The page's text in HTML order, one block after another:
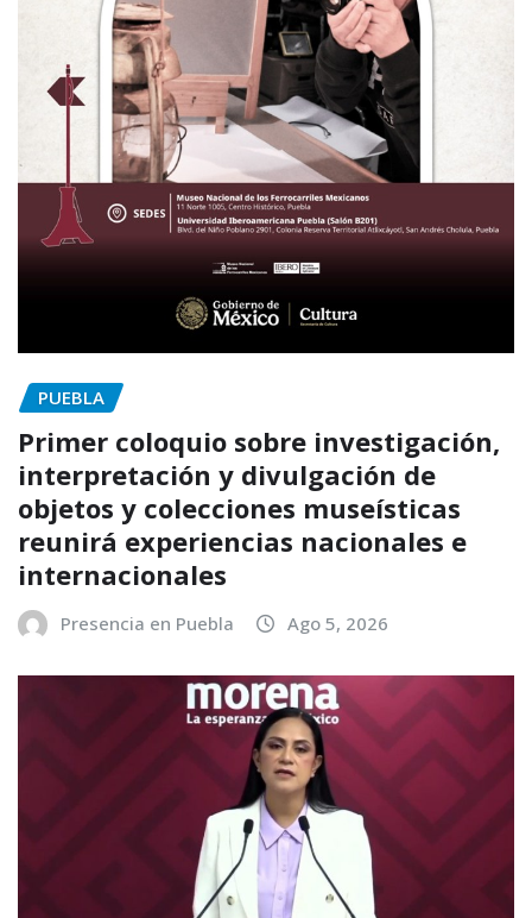
PUEBLA
Primer coloquio sobre investigación,
interpretación y divulgación de
objetos y colecciones museísticas
reunirá experiencias nacionales e
internacionales
Presencia en Puebla Ago 5, 2026